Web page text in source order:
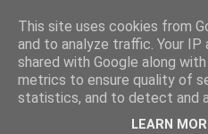
This site uses cookies from
and to analyze traffic. Your IP
shared with Google along
metrics to ensure quality of
statistics, and to detect and
LEARN